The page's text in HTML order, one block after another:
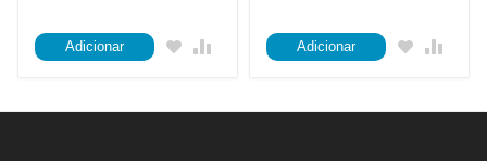
Adicionar Adicionar